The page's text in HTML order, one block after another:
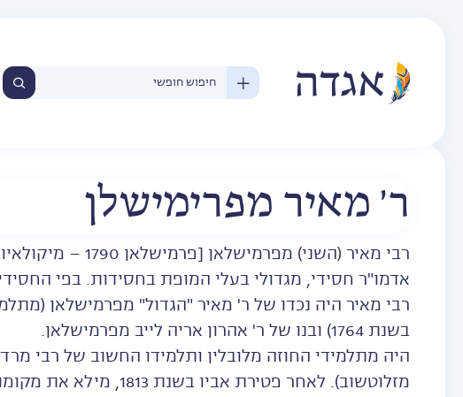
ר' מאיר מפרימישלן
רבי מאיר (השני) מפרמישלאן [פרמישלאן 1790 – מיקולאיוב 1850]
אדמו"ר חסידי, מגדולי בעלי המופת בחסידות. בפי
רבי מאיר היה נכדו של ר' מאיר "הגדול" מפרמישלאן
בשנת 1764) ובנו של ר' אהרון אריה לייב מפרמישלאן.
היה מתלמידי החוזה מלובלין ותלמידו החשוב של רבי
מזלוטשוב). לאחר פטירת אביו בשנת 1813, מילא את מקומו כאדמו"ר.